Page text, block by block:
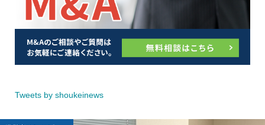
Tweets by shoukeinews